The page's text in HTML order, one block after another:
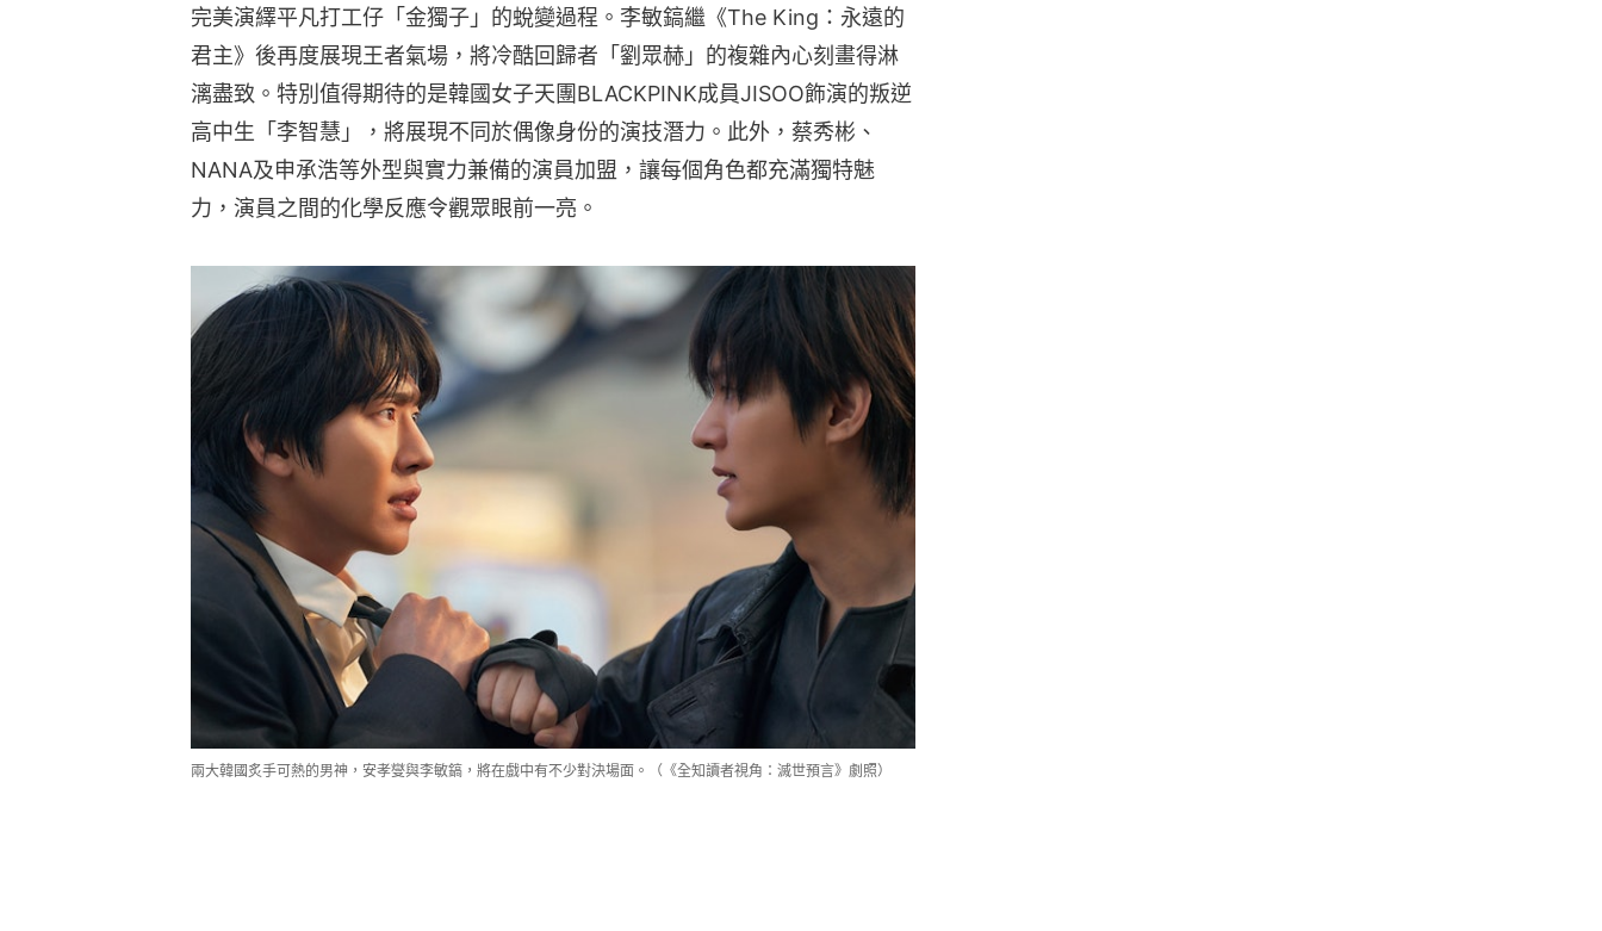
完美演繹平凡打工仔「金獨子」的蛻變過程。李敏鎬繼《The King：永遠的
君主》後再度展現王者氣場，將冷酷回歸者「劉眾赫」的複雜內心刻畫得淋
漓盡致。特別值得期待的是韓國女子天團BLACKPINK成員JISOO飾演的叛逆
高中生「李智慧」，將展現不同於偶像身份的演技潛力。此外，蔡秀彬、
NANA及申承浩等外型與實力兼備的演員加盟，讓每個角色都充滿獨特魅
力，演員之間的化學反應令觀眾眼前一亮。
兩大韓國炙手可熱的男神，安孝燮與李敏鎬，將在戲中有不少對決場面。（《全知讀者視角：滅世預言》劇照）